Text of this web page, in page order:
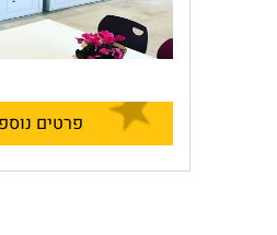
פרטים